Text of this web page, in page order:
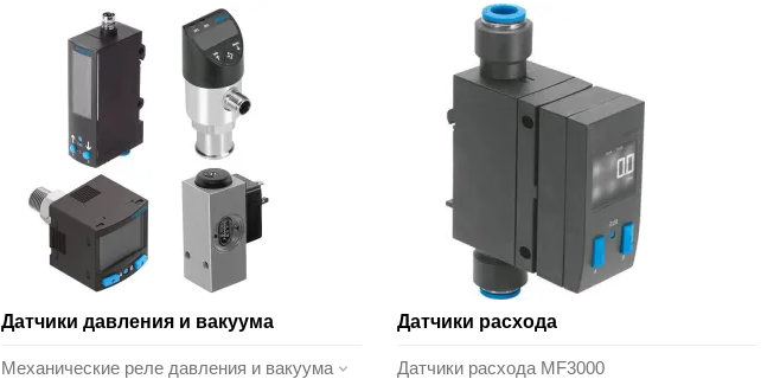
Датчики давления и вакуума
Механические реле давления и вакуума
Датчики расхода
Датчики расхода MF3000